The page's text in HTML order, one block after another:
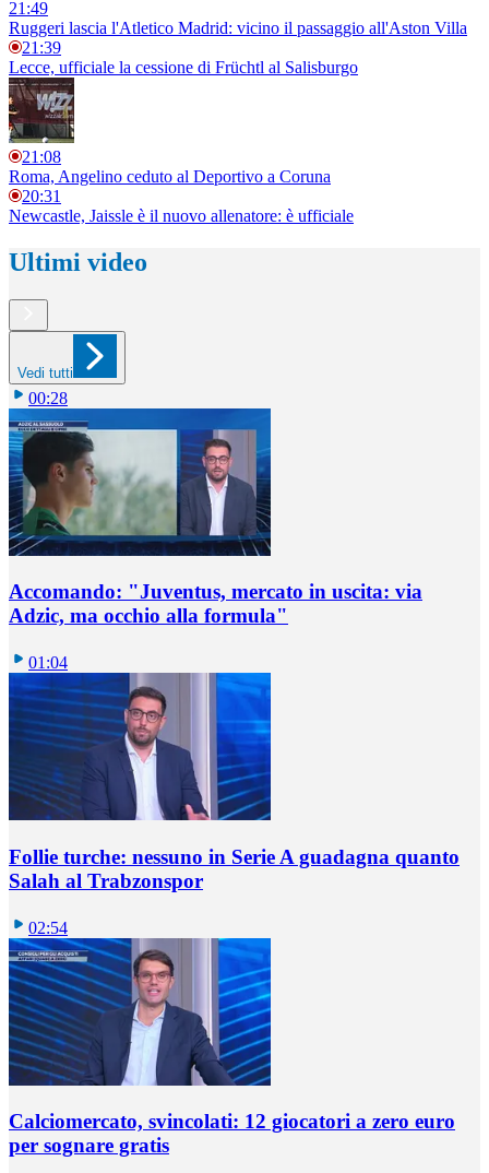
21:49
Ruggeri lascia l'Atletico Madrid: vicino il passaggio all'Aston Villa
21:39
Lecce, ufficiale la cessione di Früchtl al Salisburgo
21:08
Roma, Angelino ceduto al Deportivo a Coruna
20:31
Newcastle, Jaissle è il nuovo allenatore: è ufficiale
Ultimi video
Vedi tutti
00:28
Accomando: "Juventus, mercato in uscita: via
Adzic, ma occhio alla formula"
01:04
Follie turche: nessuno in Serie A guadagna quanto
Salah al Trabzonspor
02:54
Calciomercato, svincolati: 12 giocatori a zero euro
per sognare gratis